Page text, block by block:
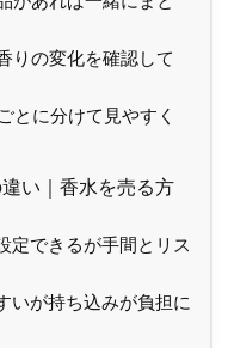
りの変化を確認して
とに分けて見やすく
い｜香水を売る方
定できるが手間とリス
いが持ち込みが負担に